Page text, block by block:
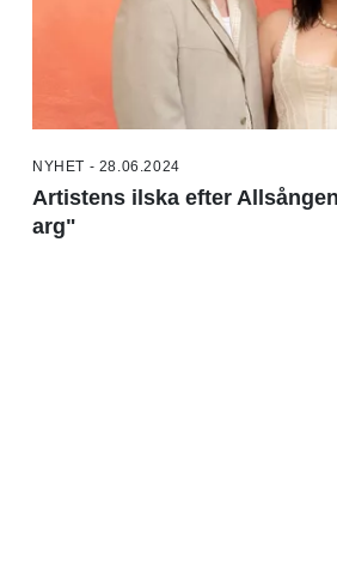
NYHET - 28.06.2024
Artistens ilska efter
arg"